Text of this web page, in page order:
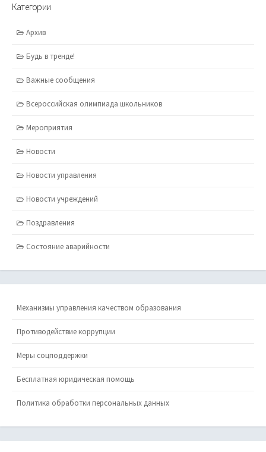
Категории
Архив
Будь в тренде!
Важные сообщения
Всероссийская олимпиада школьников
Мероприятия
Новости
Новости управления
Новости учреждений
Поздравления
Состояние аварийности
Механизмы управления качеством образования
Противодействие коррупции
Меры соцподдержки
Бесплатная юридическая помощь
Политика обработки персональных данных